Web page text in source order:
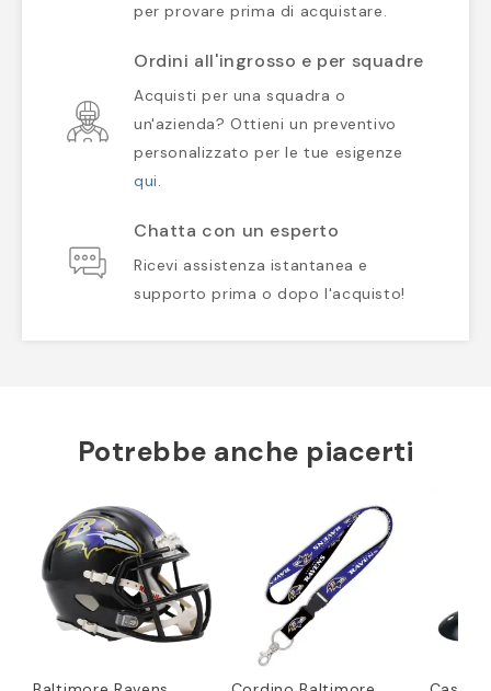
per provare prima di acquistare.
Ordini all'ingrosso e per squadre
Acquisti per una squadra o
un'azienda? Ottieni un preventivo
personalizzato per le tue esigenze
qui.
Chatta con un esperto
Ricevi assistenza istantanea e
supporto prima o dopo l'acquisto!
Potrebbe anche piacerti